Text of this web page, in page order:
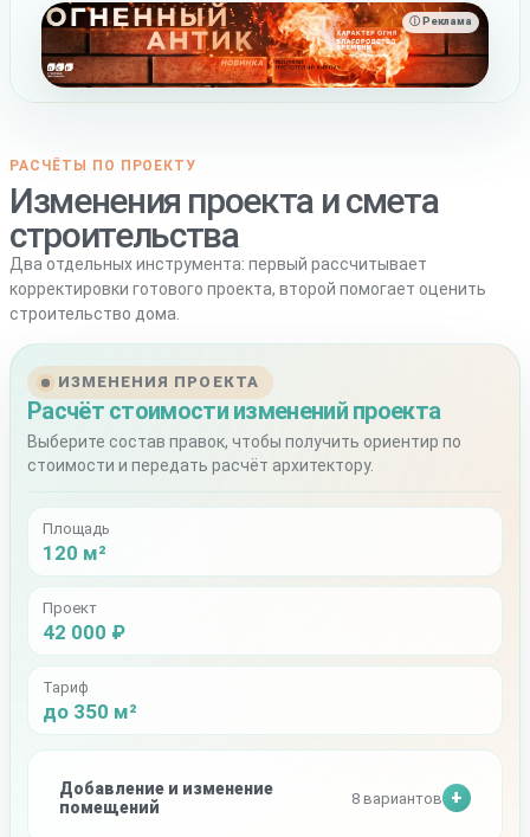
ⓘ Реклама
РАСЧЁТЫ ПО ПРОЕКТУ
Изменения проекта и смета
строительства
Два отдельных инструмента: первый рассчитывает
корректировки готового проекта, второй помогает оценить
строительство дома.
ИЗМЕНЕНИЯ ПРОЕКТА
Расчёт стоимости изменений проекта
Выберите состав правок, чтобы получить ориентир по
стоимости и передать расчёт архитектору.
Площадь
120 м²
Проект
42 000 ₽
Тариф
до 350 м²
Добавление и изменение
помещений
8 вариантов